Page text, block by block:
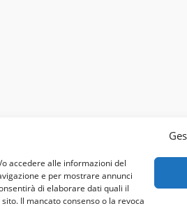
accedere alle informazioni del
e per mostrare annunci
di elaborare dati quali il
Il mancato consenso o la revoca
Contatti